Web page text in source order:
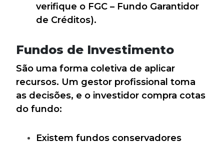
verifique o FGC – Fundo Garantidor
de Créditos).
Fundos de Investimento
São uma forma coletiva de aplicar
recursos. Um gestor profissional toma
as decisões, e o investidor compra cotas
do fundo:
Existem fundos conservadores